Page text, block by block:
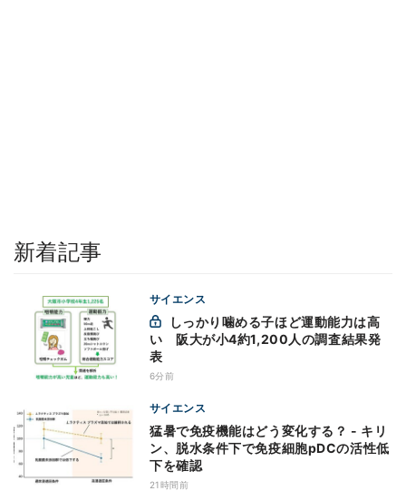
新着記事
サイエンス
い 阪大が小4約1,200人の調査結果発
表
6分前
サイエンス
猛暑で免疫機能はどう変化する？ - キリ
ン、脱水条件下で免疫細胞pDCの活性低
下を確認
21時間前